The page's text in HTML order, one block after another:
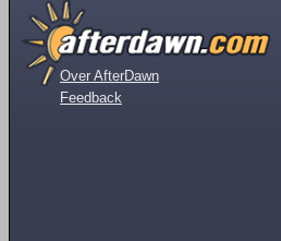
Over AfterDawn
Feedback